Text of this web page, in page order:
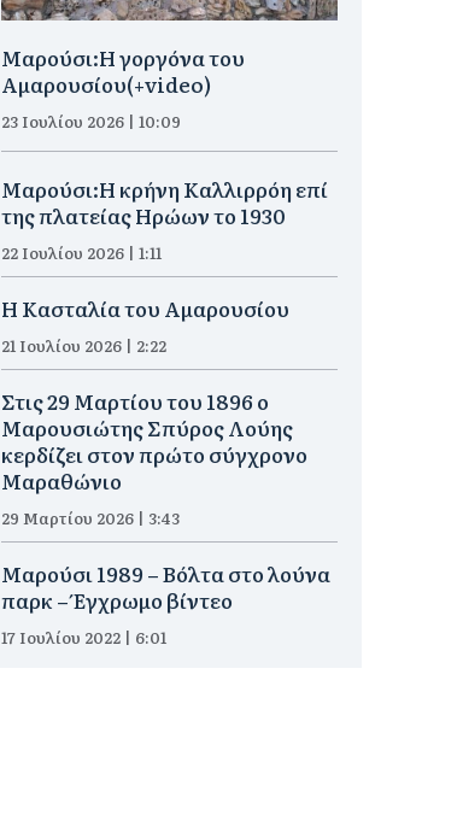
Μαρούσι:H γοργόνα του
Αμαρουσίου(+video)
23 Ιουλίου 2026 | 10:09
Μαρούσι:Η κρήνη Καλλιρρόη επί
της πλατείας Ηρώων το 1930
22 Ιουλίου 2026 | 1:11
Η Κασταλία του Αμαρουσίου
21 Ιουλίου 2026 | 2:22
Στις 29 Μαρτίου του 1896 ο
Μαρουσιώτης Σπύρος Λούης
κερδίζει στον πρώτο σύγχρονο
Μαραθώνιο
29 Μαρτίου 2026 | 3:43
Μαρούσι 1989 – Βόλτα στο λούνα
παρκ – Έγχρωμο βίντεο
17 Ιουλίου 2022 | 6:01